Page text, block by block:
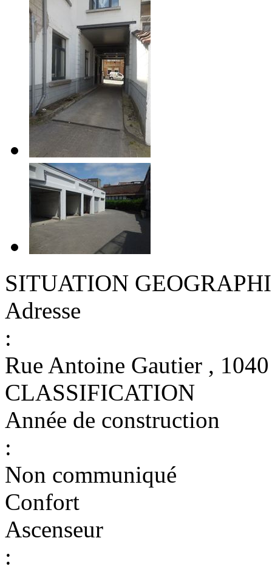
SITUATION
Adresse
:
Rue Antoine Gautier ,
CLASSIFICATION
Année de construction
:
Non communiqué
Confort
Ascenseur
: